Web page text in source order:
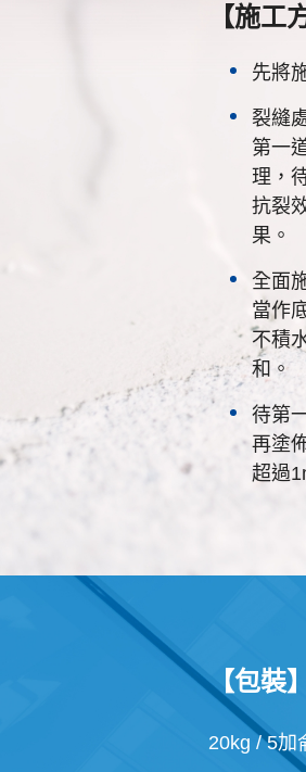
【施工
先將
裂縫
第一
理，
抗裂
果。
全面
當作
不積
和。
待第
再塗
超過
【包裝】
20kg / 5加